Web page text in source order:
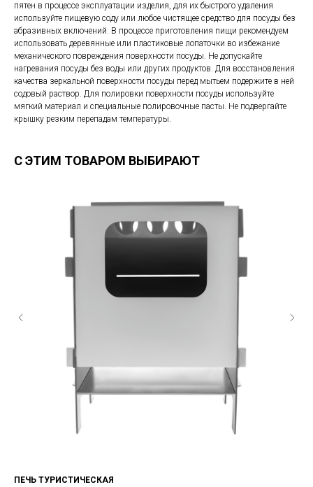
пятен в процессе эксплуатации изделия, для их быстрого удаления
используйте пищевую соду или любое чистящее средство для посуды без
абразивных включений. В процессе приготовления пищи рекомендуем
использовать деревянные или пластиковые лопаточки во избежание
механического повреждения поверхности посуды. Не допускайте
нагревания посуды без воды или других продуктов. Для восстановления
качества зеркальной поверхности посуды перед мытьем подержите в ней
содовый раствор. Для полировки поверхности посуды используйте
мягкий материал и специальные полировочные пасты. Не подвергайте
крышку резким перепадам температуры.
С ЭТИМ ТОВАРОМ ВЫБИРАЮТ
ПЕЧЬ ТУРИСТИЧЕСКАЯ